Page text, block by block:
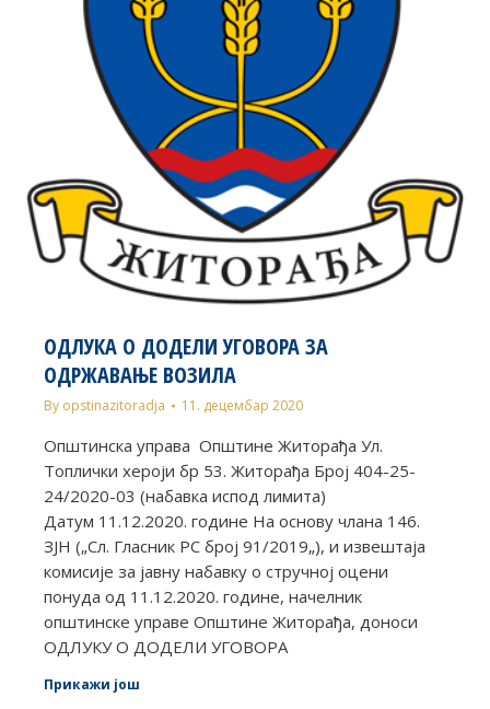
ОДЛУКА О ДОДЕЛИ УГОВОРА ЗА
ОДРЖАВАЊЕ ВОЗИЛА
By opstinazitoradja 11. децембар 2020
Општинска управа Општине Житорађа Ул.
Топлички хероји бр 53. Житорађа Број 404-25-
24/2020-03 (набавка испод лимита)
Датум 11.12.2020. године На основу члана 146.
ЗЈН („Сл. Гласник РС број 91/2019„), и извештаја
комисије за јавну набавку о стручној оцени
понуда од 11.12.2020. године, начелник
општинске управе Општине Житорађа, доноси
ОДЛУКУ О ДОДЕЛИ УГОВОРА
Прикажи још